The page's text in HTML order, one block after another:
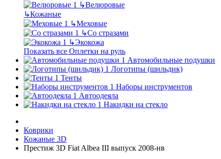
↳Велюровые
↳Кожаные
↳Меховые
↳Со стразами
↳Экокожа
Показать все Оплетки на руль
Автомобильные подушки
Логотипы (шильдик)
Тенты
Наборы инструментов
Автоодеяла
Накидки на стекло
Коврики
Кожаные 3D
Престиж 3D Fiat Albea III выпуск 2008-нв